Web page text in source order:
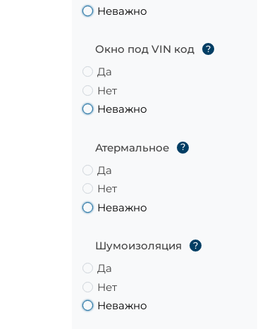
Неважно
Окно под VIN код ?
Да
Нет
Неважно
Атермальное ?
Да
Нет
Неважно
Шумоизоляция ?
Да
Нет
Неважно